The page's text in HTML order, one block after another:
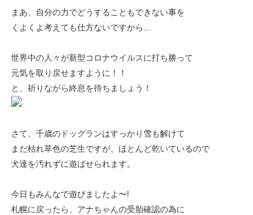
まあ、自分の力でどうすることもできない事を
くよくよ考えても仕方ないですから…
世界中の人々が新型コロナウイルスに打ち勝って
元気を取り戻せますように！！
と、祈りながら終息を待ちましょう！
さて、千歳のドッグランはすっかり雪も解けて
まだ枯れ草色の芝生ですが、ほとんど乾いているので
犬達を汚れずに遊ばせられます。
今日もみんなで遊びましたよ〜!
札幌に戻ったら、アナちゃんの受胎確認の為に